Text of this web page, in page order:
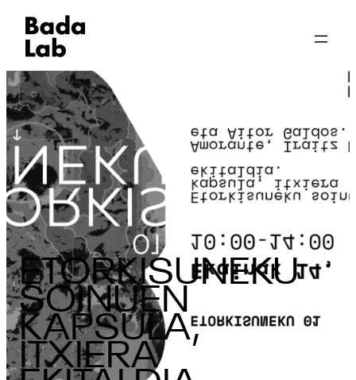
ETORKISUNEKU
SOINUEN
KAPSULA,
ITXIERA